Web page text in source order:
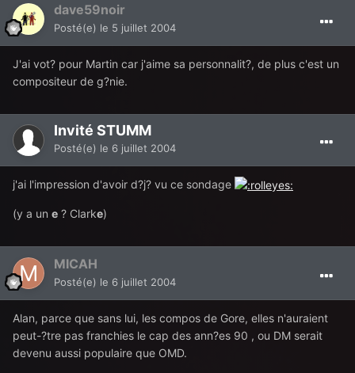
dave59noir
Posté(e) le 5 juillet 2004
J'ai vot? pour Martin car j'aime sa personnalit?, de plus c'est un
compositeur de g?nie.
Invité STUMM
Posté(e) le 6 juillet 2004
j'ai l'impression d'avoir d?j? vu ce sondage
(y a un e ? Clarke)
MICAH
Posté(e) le 6 juillet 2004
Alan, parce que sans lui, les compos de Gore, elles n'auraient
peut-?tre pas franchies le cap des ann?es 90 , ou DM serait
devenu aussi populaire que OMD.